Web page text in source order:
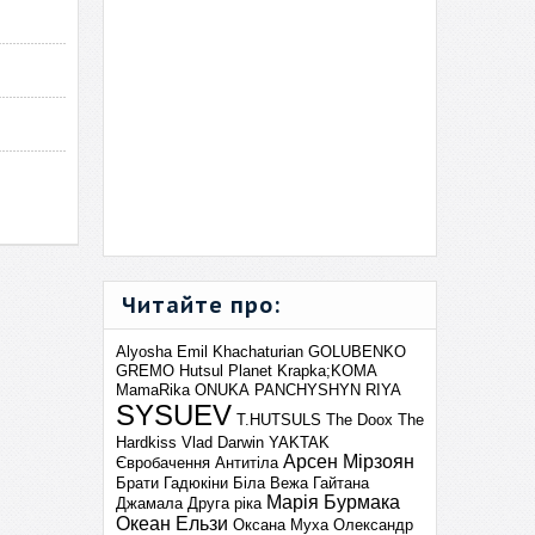
Читайте про:
Alyosha Emil Khachaturian GOLUBENKO
GREMO Hutsul Planet Krapka;KOMA
MamaRika ONUKA PANCHYSHYN RIYA
SYSUEV T.HUTSULS The Doox The
Hardkiss Vlad Darwin YAKTAK
Євробачення Антитіла Арсен Мірзоян
Брати Гадюкіни Біла Вежа Гайтана
Джамала Друга ріка Марія Бурмака
Океан Ельзи Оксана Муха Олександр